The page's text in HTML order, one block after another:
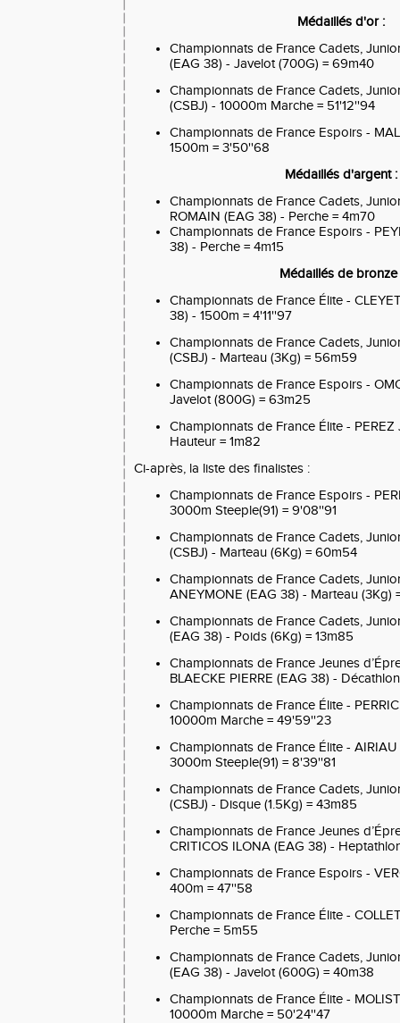
Médaillés d'or :
Championnats de France Cadets,
(EAG 38) - Javelot (700G) = 69m40
Championnats de France Cadets,
(CSBJ) - 10000m Marche = 51'12''94
Championnats de France Espoirs -
1500m = 3'50''68
Médaillés d'argent :
Championnats de France Cadets,
ROMAIN (EAG 38) - Perche = 4m70
Championnats de France Espoirs -
38) - Perche = 4m15
Médaillés de bronze
Championnats de France Élite -
38) - 1500m = 4'11''97
Championnats de France Cadets,
(CSBJ) - Marteau (3Kg) = 56m59
Championnats de France Espoirs -
Javelot (800G) = 63m25
Championnats de France Élite - PEREZ
Hauteur = 1m82
Ci-après, la liste des finalistes :
Championnats de France Espoirs -
3000m Steeple(91) = 9'08''91
Championnats de France Cadets,
(CSBJ) - Marteau (6Kg) = 60m54
Championnats de France Cadets,
ANEYMONE (EAG 38) - Marteau (3Kg)
Championnats de France Cadets,
(EAG 38) - Poids (6Kg) = 13m85
Championnats de France Jeunes
BLAECKE PIERRE (EAG 38) -
Championnats de France Élite -
10000m Marche = 49'59''23
Championnats de France Élite -
3000m Steeple(91) = 8'39''81
Championnats de France Cadets,
(CSBJ) - Disque (1.5Kg) = 43m85
Championnats de France Jeunes
CRITICOS ILONA (EAG 38) -
Championnats de France Espoirs -
400m = 47''58
Championnats de France Élite -
Perche = 5m55
Championnats de France Cadets,
(EAG 38) - Javelot (600G) = 40m38
Championnats de France Élite -
10000m Marche = 50'24''47